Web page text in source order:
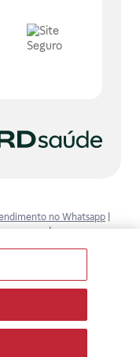
no Whatsapp
ser usadas para
adequado. Ao
A Raia Drogasil
Todos os pedidos